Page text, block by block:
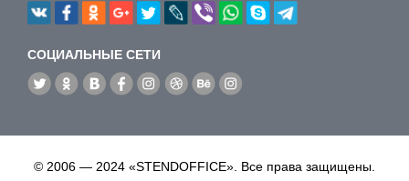
CОЦИАЛЬНЫЕ СЕТИ
© 2006 — 2024 «STENDOFFICE». Все права защищены.